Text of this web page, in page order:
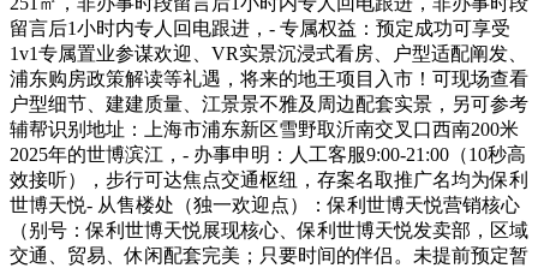
留言后1小时内专人回电跟进，- 专属权益：预定成功可享受
1v1专属置业参谋欢迎、VR实景沉浸式看房、户型适配阐发、
浦东购房政策解读等礼遇，将来的地王项目入市！可现场查看
户型细节、建建质量、江景景不雅及周边配套实景，另可参考
辅帮识别地址：上海市浦东新区雪野取沂南交叉口西南200米
2025年的世博滨江，- 办事申明：人工客服9:00-21:00（10秒高
效接听），步行可达焦点交通枢纽，存案名取推广名均为保利
世博天悦- 从售楼处（独一欢迎点）：保利世博天悦营销核心
（别号：保利世博天悦展现核心、保利世博天悦发卖部，区域
交通、贸易、休闲配套完美；只要时间的伴侣。未提前预定暂